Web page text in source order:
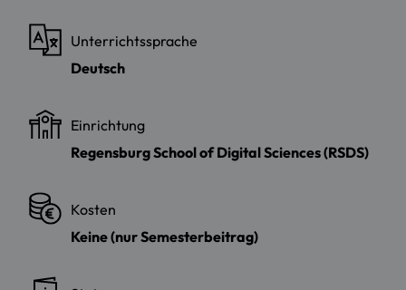
Unterrichtssprache
Deutsch
Einrichtung
Regensburg School of Digital Sciences (RSDS)
Kosten
Keine (nur Semesterbeitrag)